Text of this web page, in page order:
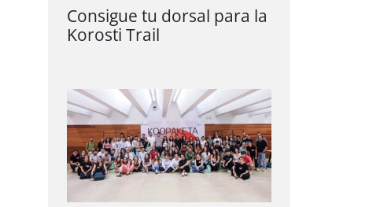
Consigue tu dorsal para la
Korosti Trail